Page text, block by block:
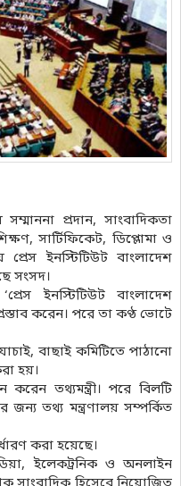
প্রদান, সাংবাদিকতা
সার্টিফিকেট, ডিপ্লোমা ও
প্রেস ইনস্টিটিউট বাংলাদেশ
সংসদ।
ইনস্টিটিউট বাংলাদেশ
করেন। পরে তা কণ্ঠ ভোটে
বাছাই কমিটিতে পাঠানো
হয়।
তথ্যমন্ত্রী। পরে বিলটি
জন্য তথ্য মন্ত্রণালয় সম্পর্কিত
করা হয়েছে।
ইলেকট্রনিক ও অনলাইন